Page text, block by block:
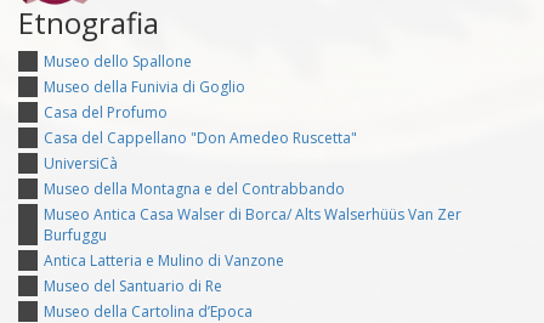
Etnografia
Museo dello Spallone
Museo della Funivia di Goglio
Casa del Profumo
Casa del Cappellano "Don Amedeo Ruscetta"
UniversiCà
Museo della Montagna e del Contrabbando
Museo Antica Casa Walser di Borca/ Alts Walserhüüs Van Zer
Burfuggu
Antica Latteria e Mulino di Vanzone
Museo del Santuario di Re
Museo della Cartolina d’Epoca